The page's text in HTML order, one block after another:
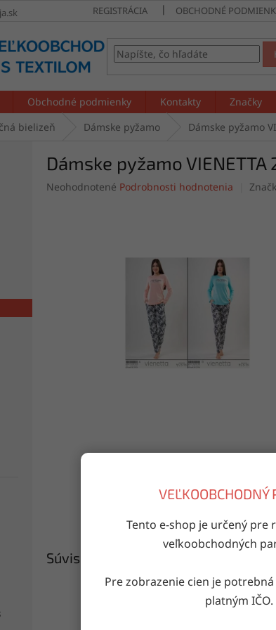
VEĽKOOBCHODNÝ
Tento e-shop je určený pre
veľkoobchodných
Pre zobrazenie cien je
platným IČO.
REGISTRÁCIA OBCHODNÉ
Obchodné podmienky Kontakty
Značky
bielizeň Dámske pyžamo Dámske pyžamo
Dámske pyžamo VIENETTA
Priemerné
Neohodnotené Podrobnosti hodnotenia
Doručenie do druhého dňa
Súvisiaci tovar
203166/10003961